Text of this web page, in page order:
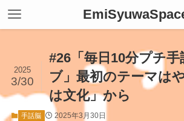
#26「毎日10分プチ手
ブ」最初のテーマは
は文化」から
2025
3/30
手話脳 2025年3月30日